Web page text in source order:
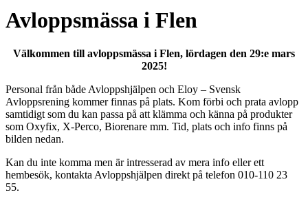
Avloppsmässa i Flen
Välkommen till avloppsmässa i Flen, lördagen den 29:e mars
2025!
Personal från både Avloppshjälpen och Eloy – Svensk
Avloppsrening kommer finnas på plats. Kom förbi och prata avlopp
samtidigt som du kan passa på att klämma och känna på produkter
som Oxyfix, X-Perco, Biorenare mm. Tid, plats och info finns på
bilden nedan.
Kan du inte komma men är intresserad av mera info eller ett
hembesök, kontakta Avloppshjälpen direkt på telefon 010-110 23
55.